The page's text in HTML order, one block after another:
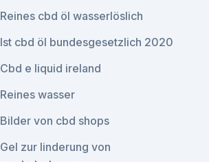
Reines cbd öl wasserlöslich
Ist cbd öl bundesgesetzlich 2020
Cbd e liquid ireland
Reines wasser
Bilder von cbd shops
Gel zur linderung von